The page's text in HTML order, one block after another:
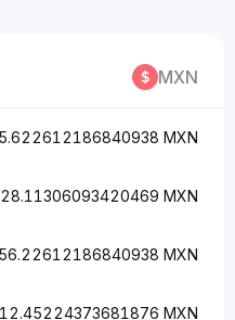
MXN
5.622612186840938 MXN
28.11306093420469 MXN
56.22612186840938 MXN
MXN